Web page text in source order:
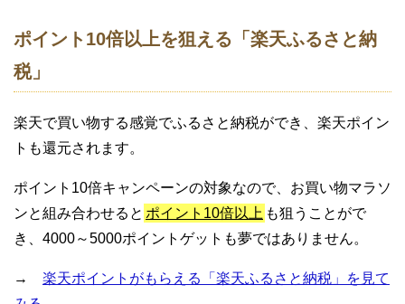
ポイント10倍以上を狙える「楽天ふるさと納
税」
楽天で買い物する感覚でふるさと納税ができ、楽天ポイン
トも還元されます。
ポイント10倍キャンペーンの対象なので、お買い物マラソ
ンと組み合わせると ポイント10倍以上 も狙うことがで
き、4000～5000ポイントゲットも夢ではありません。
→ 楽天ポイントがもらえる「楽天ふるさと納税」を見て